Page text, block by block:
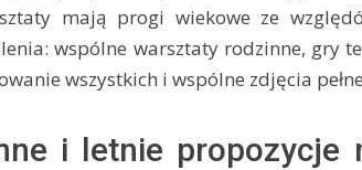
mają progi wiekowe ze
wspólne warsztaty rodzinne, gry
wszystkich i wspólne zdjęcia
i letnie propozycje